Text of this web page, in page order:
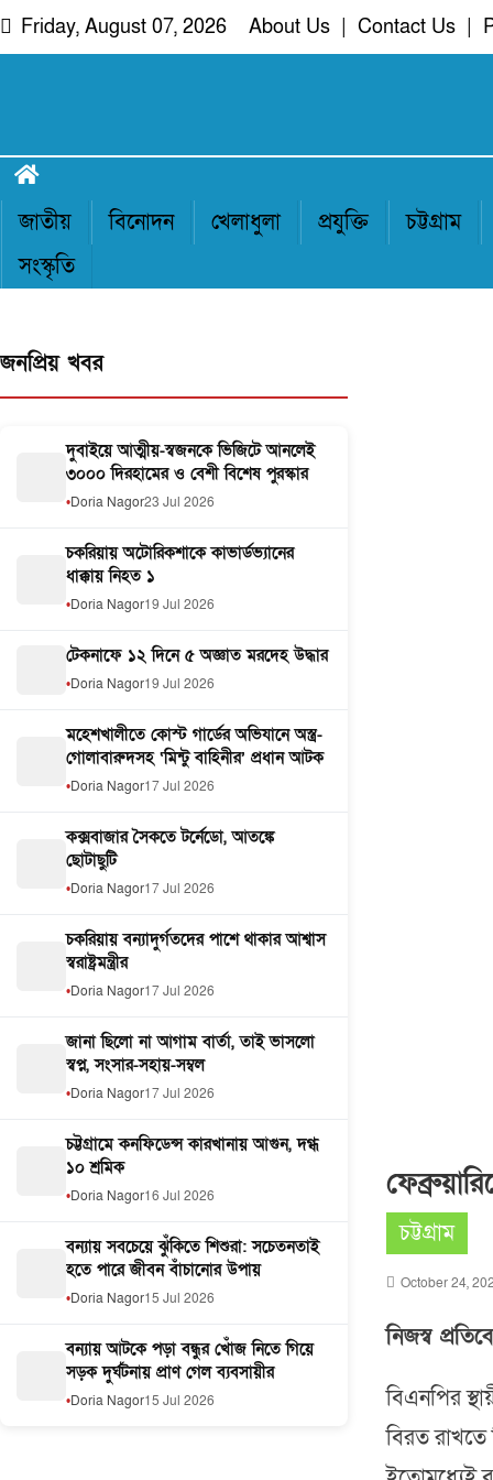
Skip
to
Friday, August 07, 2026 About Us Contact Us
দরিয়া নগর
অদৃশ্য খবরের আপোষহীন সত্য
জাতীয় বিনোদন খেলাধুলা প্রযুক্তি
চট্টগ্রাম
সংস্কৃতি
চট্টগ্রাম
October 24,
নিজস্ব
বিএনপির
বিরত রাখতে
জনপ্রিয় খবর
দুবাইয়ে আত্মীয়-স্বজনকে ভিজিটে আনলেই
৩০০০ দিরহামের ও বেশী বিশেষ পুরস্কার
Doria Nagor23 Jul 2026
চকরিয়ায় অটোরিকশাকে কাভার্ডভ্যানের
ধাক্কায় নিহত ১
Doria Nagor19 Jul 2026
টেকনাফে ১২ দিনে ৫ অজ্ঞাত মরদেহ উদ্ধার
Doria Nagor19 Jul 2026
মহেশখালীতে কোস্ট গার্ডের অভিযানে অস্ত্র-
গোলাবারুদসহ ‘মিন্টু বাহিনীর’ প্রধান আটক
Doria Nagor17 Jul 2026
কক্সবাজার সৈকতে টর্নেডো, আতঙ্কে
ছোটাছুটি
Doria Nagor17 Jul 2026
চকরিয়ায় বন্যাদুর্গতদের পাশে থাকার আশ্বাস
স্বরাষ্ট্রমন্ত্রীর
Doria Nagor17 Jul 2026
জানা ছিলো না আগাম বার্তা, তাই ভাসলো
স্বপ্ন, সংসার-সহায়-সম্বল
Doria Nagor17 Jul 2026
চট্টগ্রামে কনফিডেন্স কারখানায় আগুন, দগ্ধ
১০ শ্রমিক
Doria Nagor16 Jul 2026
বন্যায় সবচেয়ে ঝুঁকিতে শিশুরা: সচেতনতাই
হতে পারে জীবন বাঁচানোর উপায়
Doria Nagor15 Jul 2026
বন্যায় আটকে পড়া বন্ধুর খোঁজ নিতে গিয়ে
সড়ক দুর্ঘটনায় প্রাণ গেল ব্যবসায়ীর
Doria Nagor15 Jul 2026